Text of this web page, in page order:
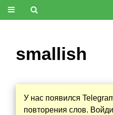
smallish
У нас появился
повторения слов.